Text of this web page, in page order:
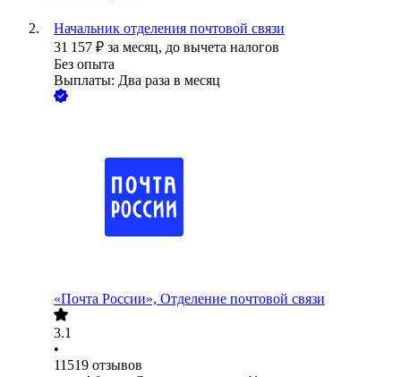
Начальник отделения почтовой связи
31 157 ₽ за месяц, до вычета налогов
Без опыта
Выплаты: Два раза в месяц
«Почта России», Отделение почтовой связи
3.1
•
11519 отзывов